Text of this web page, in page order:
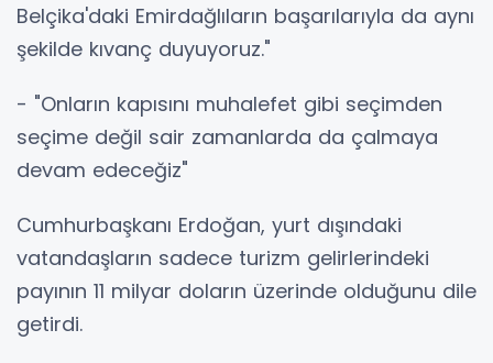
Belçika'daki Emirdağlıların başarılarıyla da aynı
şekilde kıvanç duyuyoruz."
- "Onların kapısını muhalefet gibi seçimden
seçime değil sair zamanlarda da çalmaya
devam edeceğiz"
Cumhurbaşkanı Erdoğan, yurt dışındaki
vatandaşların sadece turizm gelirlerindeki
payının 11 milyar doların üzerinde olduğunu dile
getirdi.